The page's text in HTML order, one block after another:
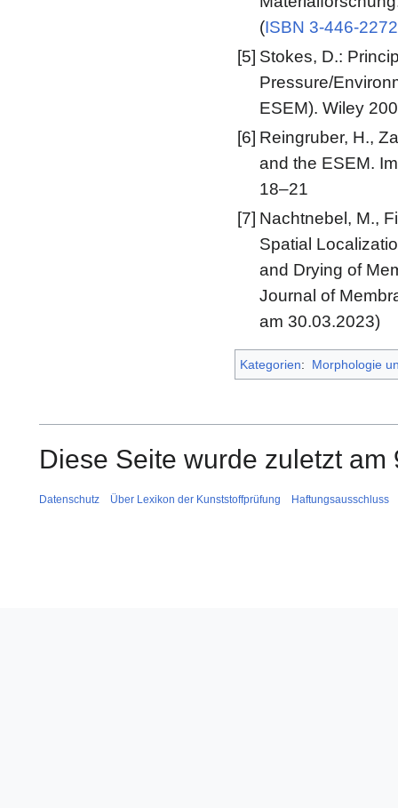
(ISBN 3-446-
[5] Stokes, D.:
Pressure/
ESEM). Wiley
[6] Reingruber, H.,
and the ESEM.
18–21
[7] Nachtnebel, M.,
Spatial
and Drying of
Journal of
am 30.03.2023)
Kategorien: Morphologie
Diese Seite wurde zuletzt
Datenschutz Über Lexikon der Kunststoffprüfung Haftungsausschluss